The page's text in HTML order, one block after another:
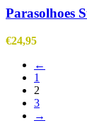
Parasolhoes
€24,95
←
1
2
3
→